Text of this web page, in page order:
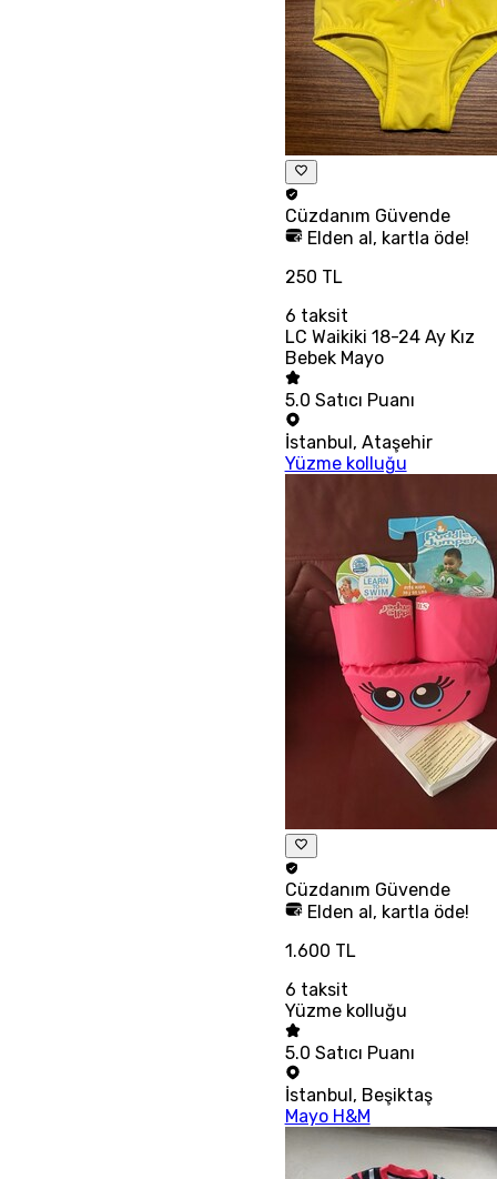
Cüzdanım Güvende
Elden al, kartla öde!
250 TL
6 taksit
LC Waikiki 18-24 Ay Kız
Bebek Mayo
5.0 Satıcı Puanı
İstanbul, Ataşehir
Yüzme kolluğu
Cüzdanım Güvende
Elden al, kartla öde!
1.600 TL
6 taksit
Yüzme kolluğu
5.0 Satıcı Puanı
İstanbul , Beşiktaş
Mayo H&M